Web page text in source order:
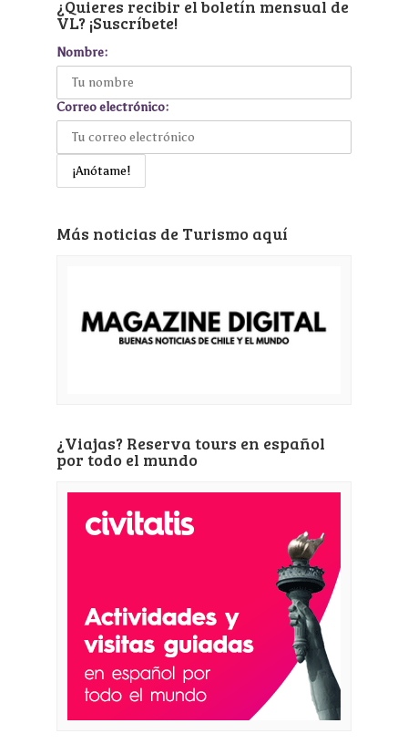
¿Quieres recibir el boletín mensual de
VL? ¡Suscríbete!
Nombre:
Correo electrónico:
Más noticias de Turismo aquí
¿Viajas? Reserva tours en español
por todo el mundo